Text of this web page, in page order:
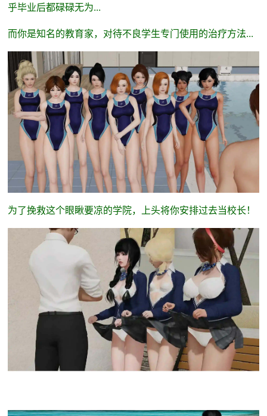
乎毕业后都碌碌无为...
而你是知名的教育家，对待不良学生专门使用的治疗方法...
为了挽救这个眼瞅要凉的学院，上头将你安排过去当校长！